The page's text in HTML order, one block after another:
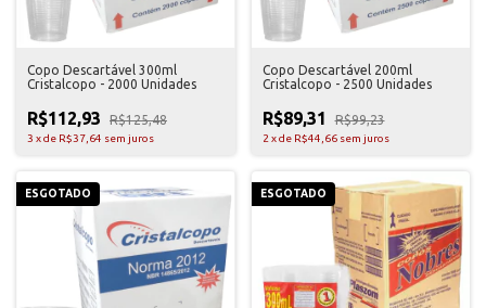
Copo Descartável 300ml
Cristalcopo - 2000 Unidades
R$112,93 R$125,48
3 xde R$37,64 sem juros
Copo Descartável 200ml
Cristalcopo - 2500 Unidades
R$89,31 R$99,23
2 xde R$44,66 sem juros
ESGOTADO ESGOTADO